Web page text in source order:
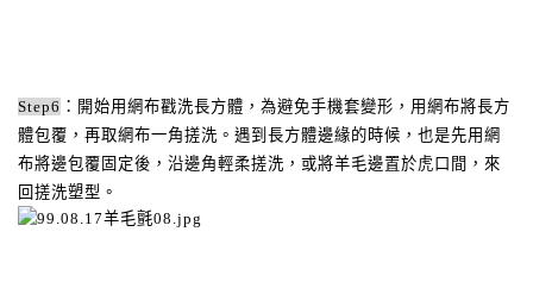
Step6 ：開始用網布戳洗長方體，為避免手機套變形，用網布將長方
體包覆，再取網布一角搓洗。遇到長方體邊緣的時候，也是先用網
布將邊包覆固定後，沿邊角輕柔搓洗，或將羊毛邊置於虎口間，來
回搓洗塑型。